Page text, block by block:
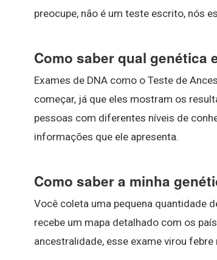
preocupe, não é um teste escrito, nós
Como saber qual genética
Exames de DNA como o Teste de
começar, já que eles mostram os
pessoas com diferentes níveis de
informações que ele apresenta.
Como saber a minha
Você coleta uma pequena quantidade
recebe um mapa detalhado com os
ancestralidade, esse exame virou